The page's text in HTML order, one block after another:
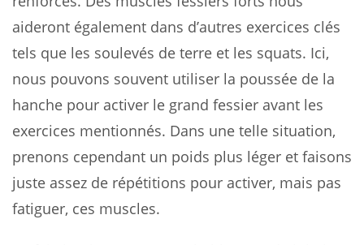
aideront également dans d’autres exercices clés
tels que les soulevés de terre et les squats. Ici,
nous pouvons souvent utiliser la poussée de la
hanche pour activer le grand fessier avant les
exercices mentionnés. Dans une telle situation,
prenons cependant un poids plus léger et faisons
juste assez de répétitions pour activer, mais pas
fatiguer, ces muscles.